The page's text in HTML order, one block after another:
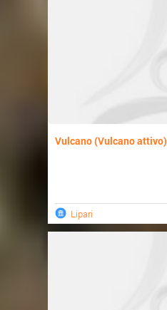
Vulcano (Vulcano attivo)
Lipari